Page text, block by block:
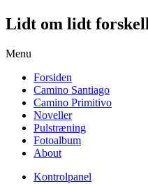
Lidt om lidt
Menu
content
Forsiden
Camino Santiago
Camino Primitivo
Noveller
Pulstræning
Fotoalbum
About
Kontrolpanel